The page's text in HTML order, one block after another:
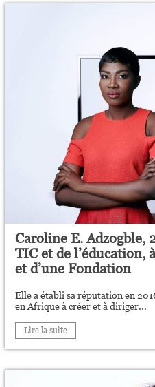
Caroline E. Adzogble,
TIC et de l’éducation,
et d’une Fondation
Elle a établi sa réputation en
en Afrique à créer et à diriger...
Lire la suite